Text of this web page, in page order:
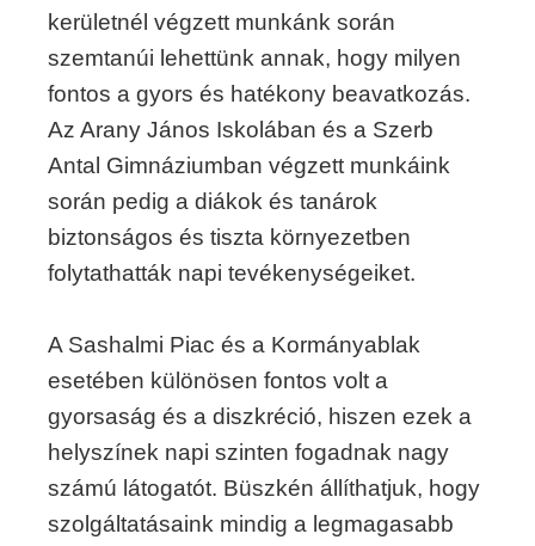
kerületnél végzett munkánk során
szemtanúi lehettünk annak, hogy milyen
fontos a gyors és hatékony beavatkozás.
Az Arany János Iskolában és a Szerb
Antal Gimnáziumban végzett munkáink
során pedig a diákok és tanárok
biztonságos és tiszta környezetben
folytathatták napi tevékenységeiket.
A Sashalmi Piac és a Kormányablak
esetében különösen fontos volt a
gyorsaság és a diszkréció, hiszen ezek a
helyszínek napi szinten fogadnak nagy
számú látogatót. Büszkén állíthatjuk, hogy
szolgáltatásaink mindig a legmagasabb